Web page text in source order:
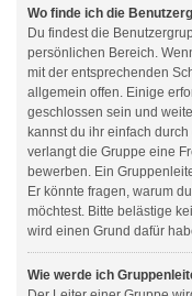
Wo finde ich die
Du findest die
persönlichen Bereich.
mit der entsprechenden
allgemein offen. Einige
geschlossen sein und
kannst du ihr einfach
verlangt die Gruppe eine
bewerben. Ein
Er könnte fragen, warum
möchtest. Bitte belästige
wird einen Grund dafür
Wie werde ich